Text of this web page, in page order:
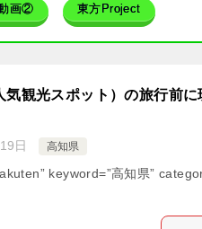
画② 東方Project
気観光スポット）の旅行前
日 高知県
keyword=”高知県”